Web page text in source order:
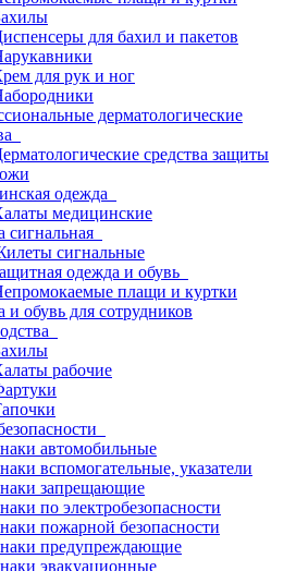
для бахил и пакетов
для рук и ног
дерматологические
средства защиты
одежда
медицинские
сигнальная
сигнальные
одежда и обувь
плащи и куртки
и обувь для сотрудников
рабочие
автомобильные
вспомогательные, указатели
запрещающие
по электробезопасности
пожарной безопасности
предупреждающие
эвакуационные